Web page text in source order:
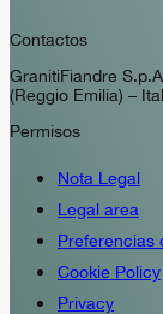
Contactos
GranitiFiandre
(Reggio Emilia) –
Permisos
Nota Legal
Legal area
Preferencias
Cookie Policy
Privacy